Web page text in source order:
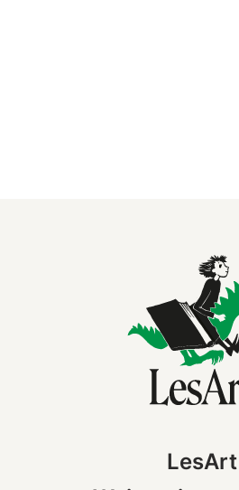
LesArt